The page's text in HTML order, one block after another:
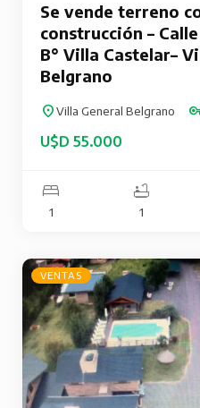
Se vende terreno
construcción –
B° Villa Castelar–
Belgrano
Villa General Belgrano
U$D 55.000
1 1
VENTAS